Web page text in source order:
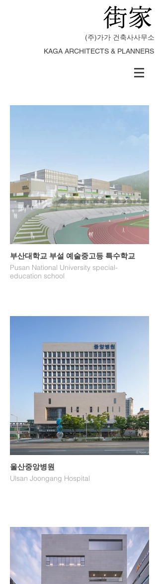
(주)가가 건축사사무소
KAGA ARCHITECTS & PLANNERS
부산대학교 부설 예술중고등 특수학교
Pusan National University special-
education school
울산중앙병원
Ulsan Joongang Hospital